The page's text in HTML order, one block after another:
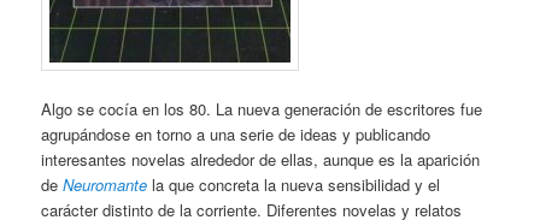
Algo se cocía en los 80. La nueva generación de escritores fue
agrupándose en torno a una serie de ideas y publicando
interesantes novelas alrededor de ellas, aunque es la aparición
deNeuromante la que concreta la nueva sensibilidad y el
carácter distinto de la corriente. Diferentes novelas y relatos